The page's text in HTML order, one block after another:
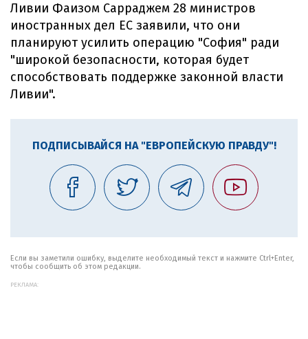
Ливии Фаизом Сарраджем 28 министров
иностранных дел ЕС заявили, что они
планируют усилить операцию "София" ради
"широкой безопасности, которая будет
способствовать поддержке законной власти
Ливии".
ПОДПИСЫВАЙСЯ НА "ЕВРОПЕЙСКУЮ ПРАВДУ"!
Если вы заметили ошибку, выделите необходимый текст и нажмите Ctrl+Enter,
чтобы сообщить об этом редакции.
РЕКЛАМА: